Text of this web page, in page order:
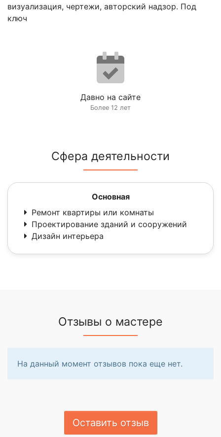
визуализация, чертежи, авторский надзор. Под
ключ
Давно на сайте
Более 12 лет
Сфера деятельности
Основная
Ремонт квартиры или комнаты
Проектирование зданий и сооружений
Дизайн интерьера
Отзывы о мастере
На данный момент отзывов пока еще нет.
Оставить отзыв